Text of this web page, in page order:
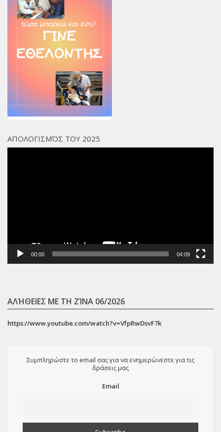
ΑΠΟΛΟΓΙΣΜΌΣ ΤΟΥ 2025
00:00 04:09
ΑΛΉΘΕΙΕΣ ΜΕ ΤΗ ΖΊΝΑ 06/2026
https://www.youtube.com/watch?v=VfpRwDsvF7k
Συμπληρώστε το email σας για να ενημερώνεστε για τις
δράσεις μας
Email